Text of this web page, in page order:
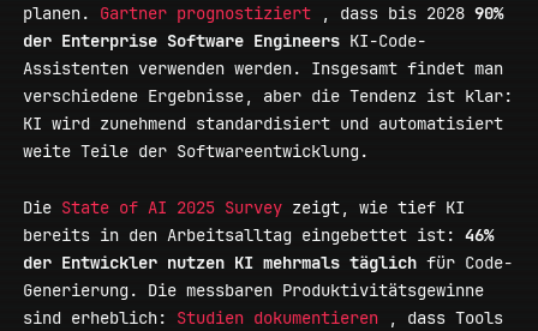
planen. Gartner prognostiziert , dass bis 202890%
der Enterprise Software Engineers KI-Code-
Assistenten verwenden werden. Insgesamt findet man
verschiedene Ergebnisse, aber die Tendenz ist klar:
KI wird zunehmend standardisiert und automatisiert
weite Teile der Softwareentwicklung.
Die State of AI 2025 Survey zeigt, wie tief KI
bereits in den Arbeitsalltag eingebettet ist:46%
der Entwickler nutzen KI mehrmals täglich für Code-
Generierung. Die messbaren Produktivitätsgewinne
sind erheblich: Studien dokumentieren , dass Tools